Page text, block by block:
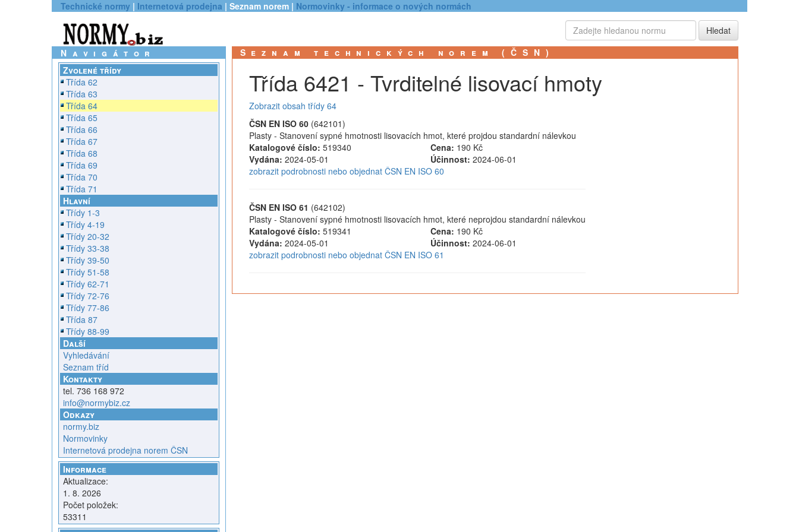
Technické normy | Internetová prodejna | Seznam norem | Normovinky - informace o nových normách
Navigátor
Zvolené třídy
Třída 62
Třída 63
Třída 64
Třída 65
Třída 66
Třída 67
Třída 68
Třída 69
Třída 70
Třída 71
Hlavní
Třídy 1-3
Třídy 4-19
Třídy 20-32
Třídy 33-38
Třídy 39-50
Třídy 51-58
Třídy 62-71
Třídy 72-76
Třídy 77-86
Třída 87
Třídy 88-99
Další
Vyhledávání
Seznam tříd
Kontakty
tel. 736 168 972
info@normybiz.cz
Odkazy
normy.biz
Normovinky
Internetová prodejna norem ČSN
Informace
Aktualizace:
1. 8. 2026
Počet položek:
53311
Seznam technických norem (ČSN)
Třída 6421 - Tvrditelné lisovací hmoty
Zobrazit obsah třídy 64
ČSN EN ISO 60(642101)
Plasty - Stanovení sypné hmotnosti lisovacích hmot, které projdou standardní nálevkou
Katalogové číslo: 519340 Cena: 190 Kč
Vydána: 2024-05-01 Účinnost: 2024-06-01
zobrazit podrobnosti nebo objednat ČSN EN ISO 60
ČSN EN ISO 61 (642102)
Plasty - Stanovení sypné hmotnosti lisovacích hmot, které neprojdou standardní nálevkou
Katalogové číslo: 519341 Cena: 190 Kč
Vydána: 2024-05-01 Účinnost: 2024-06-01
zobrazit podrobnosti nebo objednat ČSN EN ISO 61